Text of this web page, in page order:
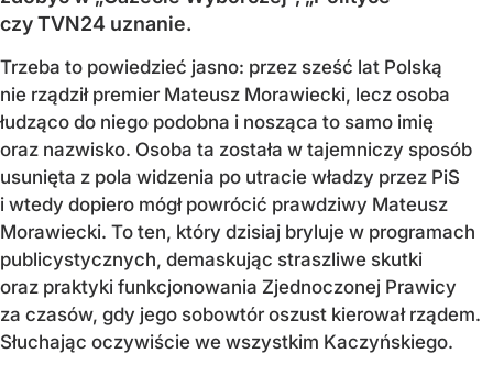
czy TVN24 uznanie.
Trzeba to powiedzieć jasno: przez sześć lat Polską
nie rządził premier Mateusz Morawiecki, lecz osoba
łudząco do niego podobna i nosząca to samo imię
oraz nazwisko. Osoba ta została w tajemniczy sposób
usunięta z pola widzenia po utracie władzy przez PiS
i wtedy dopiero mógł powrócić prawdziwy Mateusz
Morawiecki. To ten, który dzisiaj bryluje w programach
publicystycznych, demaskując straszliwe skutki
oraz praktyki funkcjonowania Zjednoczonej Prawicy
za czasów, gdy jego sobowtór oszust kierował rządem.
Słuchając oczywiście we wszystkim Kaczyńskiego.